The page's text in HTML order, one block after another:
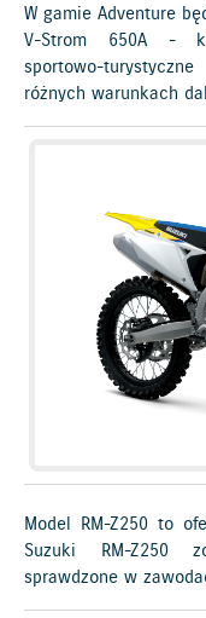
W gamie Adventure
V-Strom 650A -
sportowo-
różnych warunkach
Model RM-Z250 to
Suzuki RM-Z250
sprawdzone w